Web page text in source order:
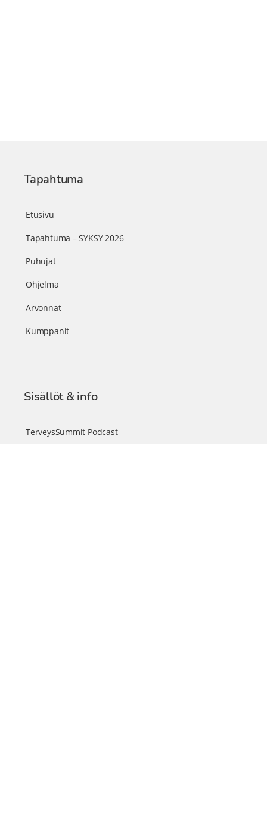
Tapahtuma
Etusivu
Tapahtuma – SYKSY 2026
Puhujat
Ohjelma
Arvonnat
Kumppanit
Sisällöt & info
TerveysSummit Podcast